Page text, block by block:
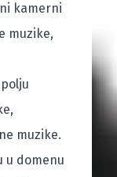
kamerni
muzike,
muzike.
u domenu